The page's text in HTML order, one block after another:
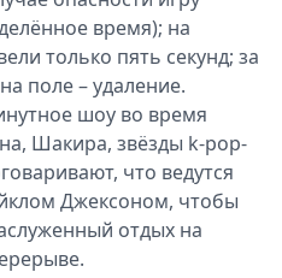
время); на
только пять секунд; за
поле – удаление.
шоу во время
Шакира, звёзды k-pop-
что ведутся
Джексоном, чтобы
отдых на